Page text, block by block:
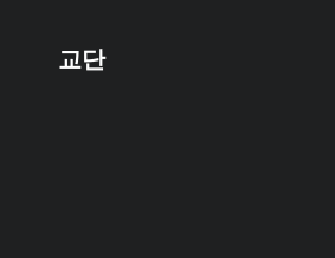
교단